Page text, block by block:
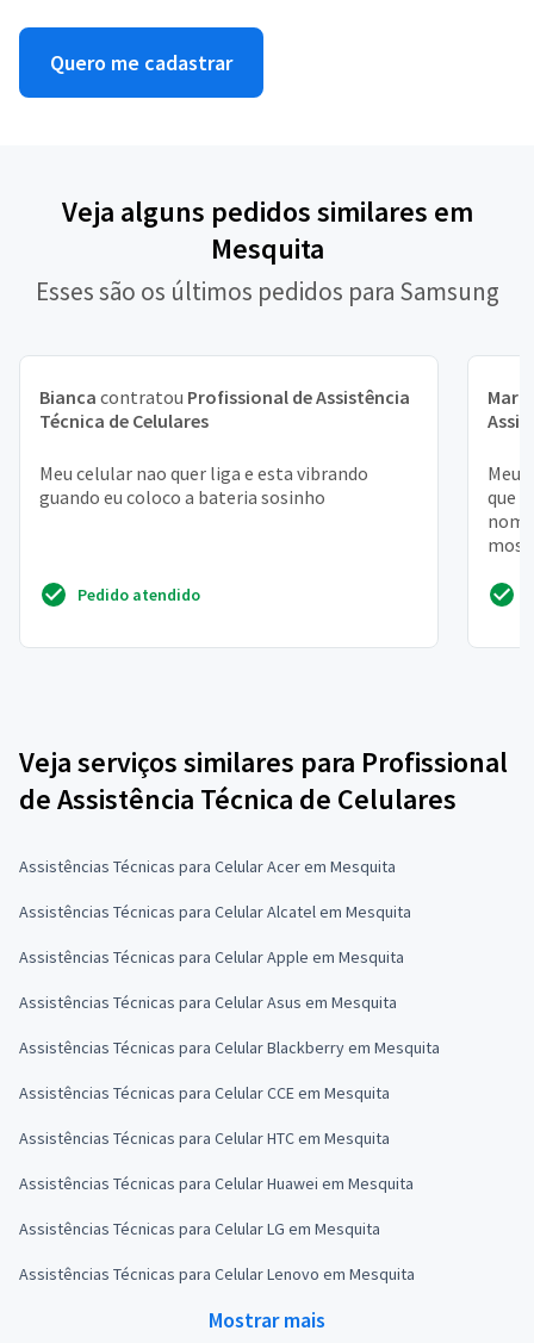
Quero me cadastrar
Veja alguns pedidos similares em
Mesquita
Esses são os últimos pedidos para Samsung
Bianca contratou Profissional de Assistência
Técnica de Celulares
Meu celular nao quer liga e esta vibrando
guando eu coloco a bateria sosinho
Pedido atendido
Meu
que
Veja serviços similares para Profissional
de Assistência Técnica de Celulares
Assistências Técnicas para Celular Acer em Mesquita
Assistências Técnicas para Celular Alcatel em Mesquita
Assistências Técnicas para Celular Apple em Mesquita
Assistências Técnicas para Celular Asus em Mesquita
Assistências Técnicas para Celular Blackberry em Mesquita
Assistências Técnicas para Celular CCE em Mesquita
Assistências Técnicas para Celular HTC em Mesquita
Assistências Técnicas para Celular Huawei em Mesquita
Assistências Técnicas para Celular LG em Mesquita
Assistências Técnicas para Celular Lenovo em Mesquita
Mostrar mais